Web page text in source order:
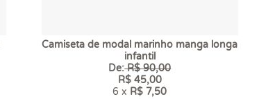
Camiseta de modal marinho manga longa
infantil
De:R$ 90,00
R$ 45,00
6 x R$ 7,50